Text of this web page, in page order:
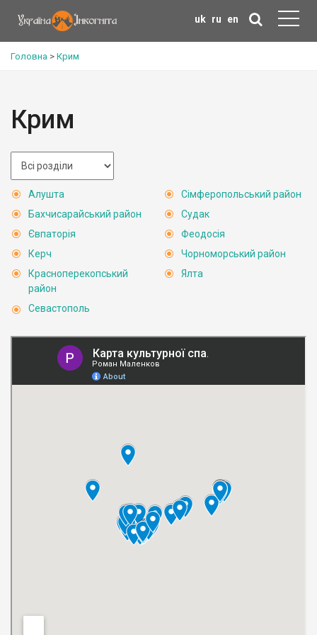
uk ru en
Головна > Крим
Крим
Алушта
Бахчисарайський район
Євпаторія
Керч
Красноперекопський
район
Севастополь
Сімферопольський район
Судак
Феодосія
Чорноморський район
Ялта